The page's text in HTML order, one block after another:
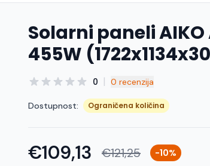
Solarni paneli
455W
0 | 0 recenzija
Dostupnost: Ograničena količina
€109,13 €121,25 -10%